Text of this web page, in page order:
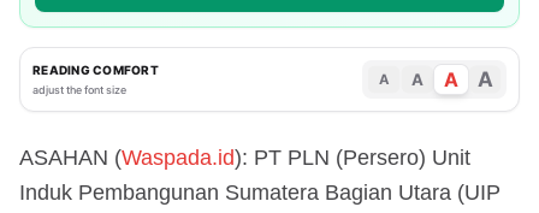
READING COMFORT
adjust the font size
A A A A
ASAHAN (Waspada.id): PT PLN (Persero) Unit
Induk Pembangunan Sumatera Bagian Utara (UIP